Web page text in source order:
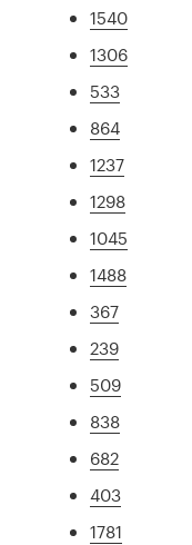
1540
1306
533
864
1237
1298
1045
1488
367
239
509
838
682
403
1781